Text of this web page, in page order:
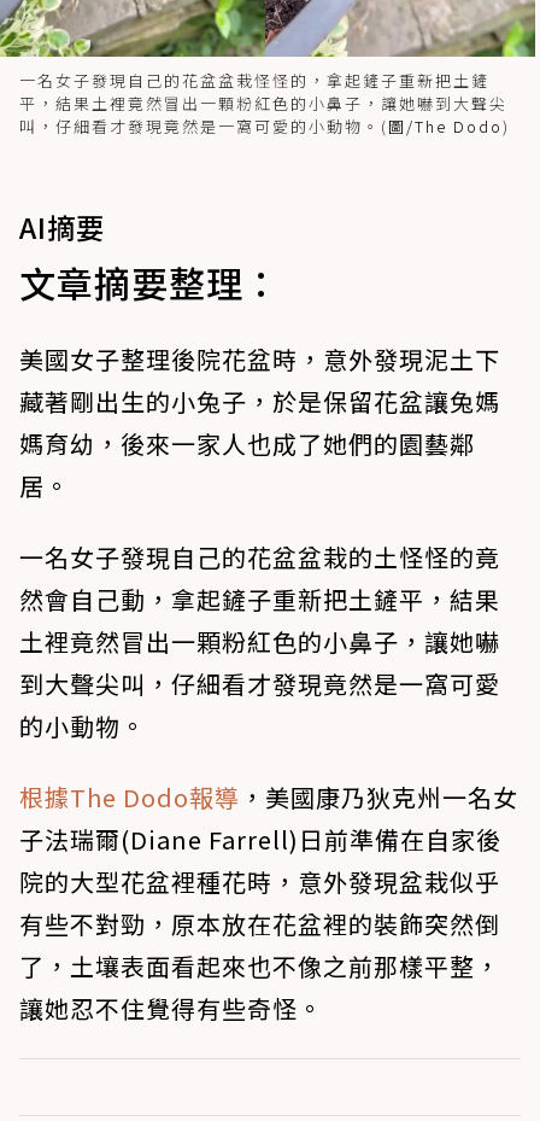
一名女子發現自己的花盆盆栽怪怪的，拿起鏟子重新把土鏟
平，結果土裡竟然冒出一顆粉紅色的小鼻子，讓她嚇到大聲尖
叫，仔細看才發現竟然是一窩可愛的小動物。(圖/The Dodo)
AI摘要
文章摘要整理：
美國女子整理後院花盆時，意外發現泥土下
藏著剛出生的小兔子，於是保留花盆讓兔媽
媽育幼，後來一家人也成了她們的園藝鄰
居。
一名女子發現自己的花盆盆栽的土怪怪的竟
然會自己動，拿起鏟子重新把土鏟平，結果
土裡竟然冒出一顆粉紅色的小鼻子，讓她嚇
到大聲尖叫，仔細看才發現竟然是一窩可愛
的小動物。
根據The Dodo報導 ，美國康乃狄克州一名女
子法瑞爾(Diane Farrell)日前準備在自家後
院的大型花盆裡種花時，意外發現盆栽似乎
有些不對勁，原本放在花盆裡的裝飾突然倒
了，土壤表面看起來也不像之前那樣平整，
讓她忍不住覺得有些奇怪。